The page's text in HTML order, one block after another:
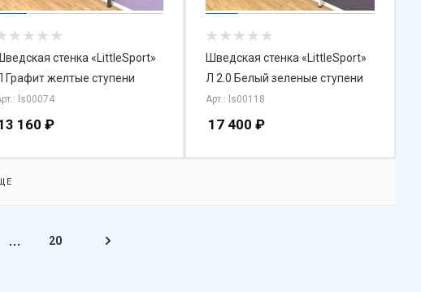
стенка «LittleSport»
Графит желтые ступени
ls00074
160 ₽
Шведская стенка «LittleSport»
Л 2.0 Белый зеленые ступени
Арт.: ls00118
17 400 ₽
20